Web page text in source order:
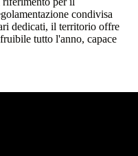
condivisa
dedicati, il territorio offre
tutto l'anno, capace